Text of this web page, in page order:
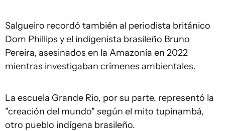
Salgueiro recordó también al periodista británico
Dom Phillips y el indigenista brasileño Bruno
Pereira, asesinados en la Amazonía en 2022
mientras investigaban crímenes ambientales.
La escuela Grande Rio, por su parte, representó la
"creación del mundo" según el mito tupinambá,
otro pueblo indígena brasileño.